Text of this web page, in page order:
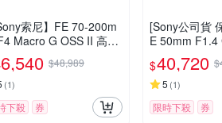
索尼】FE 70-200m
Macro G OSS II 高性
G 系列望遠變焦鏡頭 SE
(公司貨 保固24
)
$48,989
(1)
下殺 券
[Sony公司貨
E 50mm F1.4
準定焦鏡頭
$40,720
5 (1)
限時下殺 券